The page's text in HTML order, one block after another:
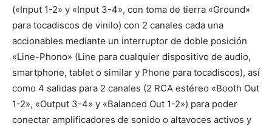
(«Input 1-2» y «Input 3-4», con toma de tierra «Ground»
para tocadiscos de vinilo) con 2 canales cada una
accionables mediante un interruptor de doble posición
«Line-Phono» (Line para cualquier dispositivo de audio,
smartphone, tablet o similar y Phone para tocadiscos), así
como 4 salidas para 2 canales (2 RCA estéreo «Booth Out
1-2», «Output 3-4» y «Balanced Out 1-2») para poder
conectar amplificadores de sonido o altavoces activos y